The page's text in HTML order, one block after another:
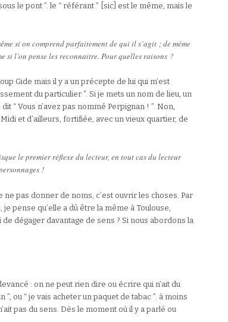
le pont ”. le “ référant ” [sic] est le même, mais le
si on comprend parfaitement de qui il s’agit ; de méme
si l’on pense les reconnaitre. Pour quelles raisons ?
Gide mais il y a un précepte de lui qui m’est
du particulier ”. Si je mets un nom de lieu, un
“ Vous n’avez pas nommé Perpignan ! ”. Non,
et d’ailleurs, fortifiée, avec un vieux quartier, de
le premier réflexe du lecteur, en tout cas du lecteur
!
ne pas donner de noms, c’est ouvrir les choses. Par
pense qu’elle a dû être la même à Toulouse,
dégager davantage de sens ? Si nous abordons la
: on ne peut rien dire ou écrire qui n’ait du
ou “ je vais acheter un paquet de tabac ”. à moins
pas du sens. Dès le moment où il y a parlé ou